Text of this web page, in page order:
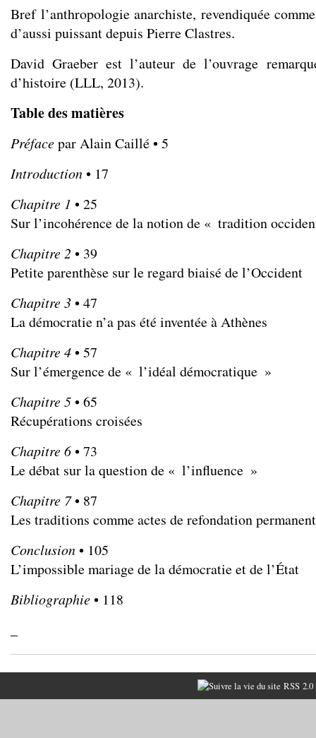
Bref l’anthropologie anarchiste, revendiquée
d’aussi puissant depuis Pierre Clastres.
David Graeber est l’auteur de l’ouvrage
d’histoire (LLL, 2013).
Table des matières
Préfacepar Alain Caillé • 5
Introduction• 17
Chapitre 1 • 25
Sur l’incohérence de la notion de « tradition
Chapitre 2 • 39
Petite parenthèse sur le regard biaisé de l’Occident
Chapitre 3• 47
La démocratie n’a pas été inventée à Athènes
Chapitre 4• 57
Sur l’émergence de « l’idéal démocratique »
Chapitre 5• 65
Récupérations croisées
Chapitre 6• 73
Le débat sur la question de « l’influence »
Chapitre 7• 87
Les traditions comme actes de refondation
Conclusion• 105
L’impossible mariage de la démocratie et de l’État
Bibliographie• 118
RSS 2.0